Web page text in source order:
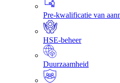
Pre-kwalificatie van
HSE-beheer
Duurzaamheid